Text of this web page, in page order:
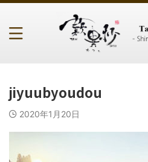
jiyuubyoudou
2020年1月20日